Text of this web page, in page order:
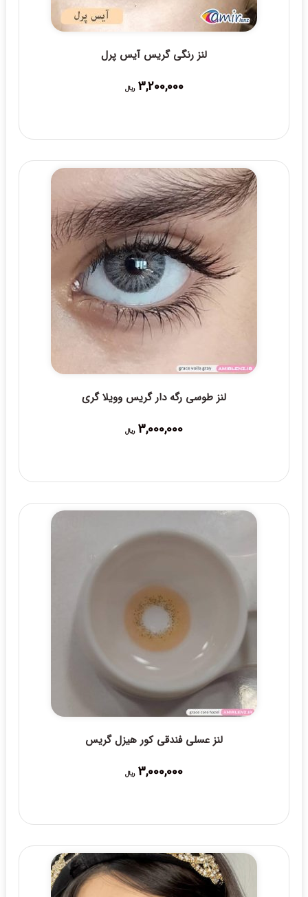
لنز رنگی گریس آیس پرل
3,200,000 ریال
لنز طوسی رگه دار گریس وویلا گری
3,000,000 ریال
لنز عسلی فندقی کور هیزل گریس
3,000,000 ریال